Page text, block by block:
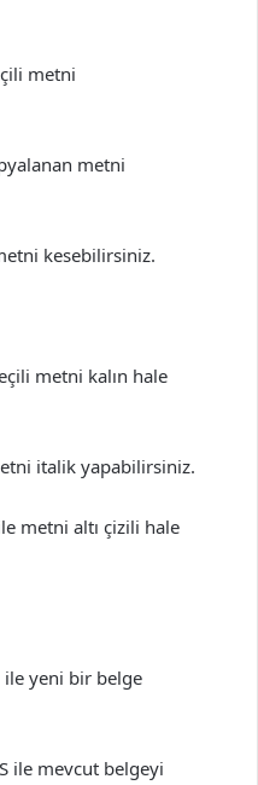
metni
metni
kesebilirsiniz.
metni kalın hale
italik yapabilirsiniz.
metni altı çizili hale
yeni bir belge
ile mevcut belgeyi